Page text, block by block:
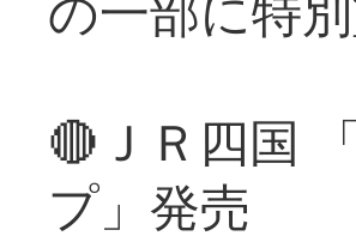
🔴ＪＲ四国
プ」発売